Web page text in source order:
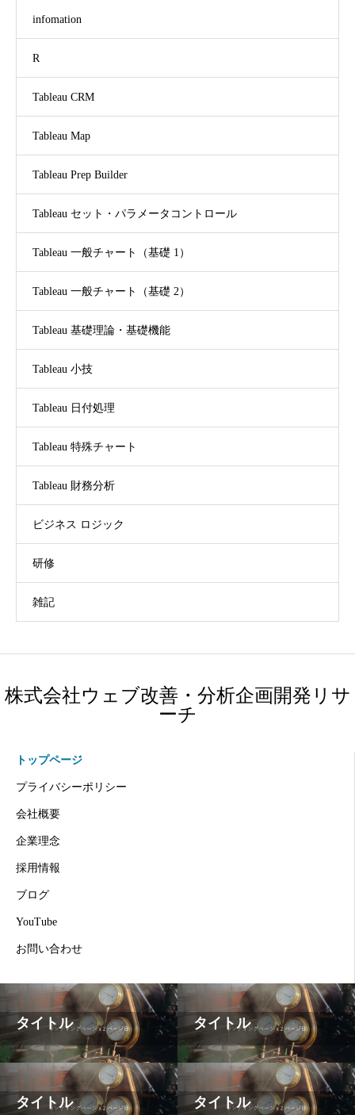
infomation
R
Tableau CRM
Tableau Map
Tableau Prep Builder
Tableau セット・パラメータコントロール
Tableau 一般チャート（基礎 1）
Tableau 一般チャート（基礎 2）
Tableau 基礎理論・基礎機能
Tableau 小技
Tableau 日付処理
Tableau 特殊チャート
Tableau 財務分析
ビジネス ロジック
研修
雑記
株式会社ウェブ改善・分析企画開発リサ
ーチ
トップページ
プライバシーポリシー
会社概要
企業理念
採用情報
ブログ
YouTube
お問い合わせ
タイトル タイトル
タイトル タイトル